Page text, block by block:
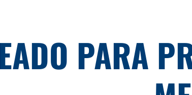
PARA